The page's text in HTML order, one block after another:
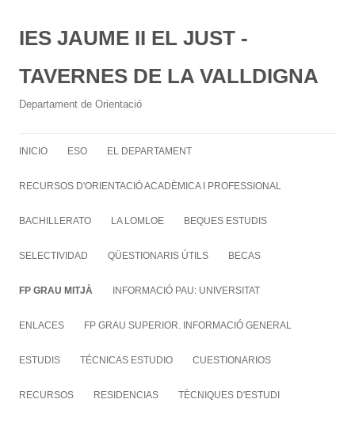
IES JAUME II EL JUST -
TAVERNES DE LA VALLDIGNA
Departament de Orientació
INICIO ESO EL DEPARTAMENT
RECURSOS D'ORIENTACIÓ ACADÈMICA I PROFESSIONAL
BACHILLERATO LA LOMLOE BEQUES ESTUDIS
SELECTIVIDAD QÜESTIONARIS ÚTILS BECAS
FP GRAU MITJÀ INFORMACIÓ PAU: UNIVERSITAT
ENLACES FP GRAU SUPERIOR. INFORMACIÓ GENERAL
ESTUDIS TÉCNICAS ESTUDIO CUESTIONARIOS
RECURSOS RESIDENCIAS TÈCNIQUES D'ESTUDI